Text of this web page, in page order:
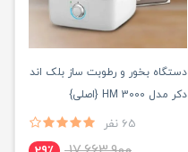
دستگاه بخور و رطوبت ساز بلک اند
دکر مدل HM 3000 {اصلی}
65 نفر